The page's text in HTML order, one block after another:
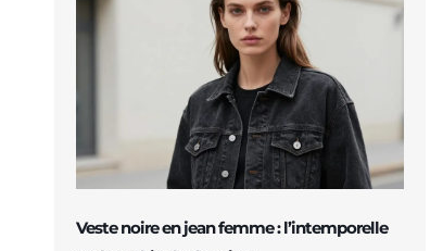
Veste noire en jean femme : l’intemporelle